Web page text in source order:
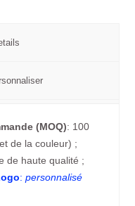
(MOQ): 100
de la couleur) ;
de haute qualité ;
:personnalisé